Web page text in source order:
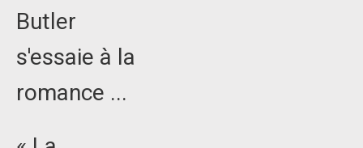
Butler
s'essaie à la
romance ...